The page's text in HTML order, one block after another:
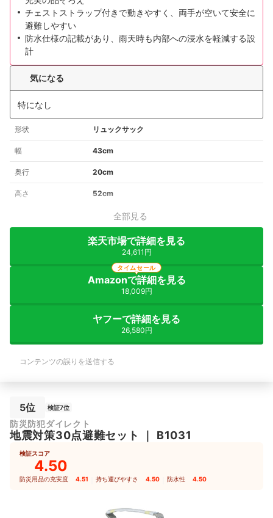
チェストストラップ付きで動きやすく、両手が空いて安全に
避難しやすい
防水仕様の記載があり、雨天時も内部への浸水を軽減する設
計
気になる
特になし
形状 リュックサック
幅 43cm
奥行 20cm
高さ 52cm
全部見る
楽天市場で詳細を見る
24,611円
Amazonで詳細を見る
18,009円
タイムセール
ヤフーで詳細を見る
26,580円
コンテンツの誤りを送信する
5位 検証7位
防災防犯ダイレクト
地震対策30点避難セット ｜ B1031
検証スコア
4.50
防災用品の充実度 4.51 持ち運びやすさ 4.50 防水性 4.50